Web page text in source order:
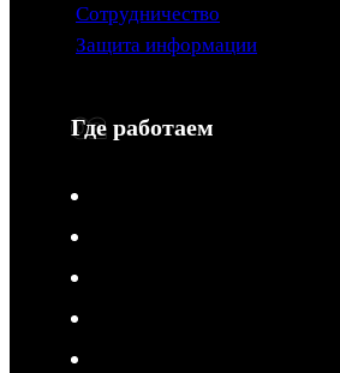
Сотрудничество
Защита информации
Где работаем